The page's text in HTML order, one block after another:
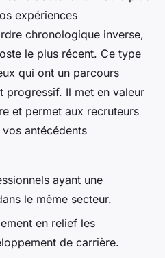
expériences
chronologique inverse,
le plus récent. Ce type
qui ont un parcours
progressif. Il met en valeur
et permet aux recruteurs
antécédents
ayant une
le même secteur.
en relief les
de carrière.